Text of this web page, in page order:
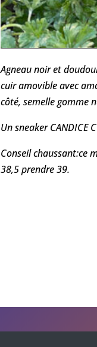
Agneau noir et
cuir amovible avec
côté, semelle gomme
Un sneaker CANDICE
Conseil chaussant:ce
38,5 prendre 39.